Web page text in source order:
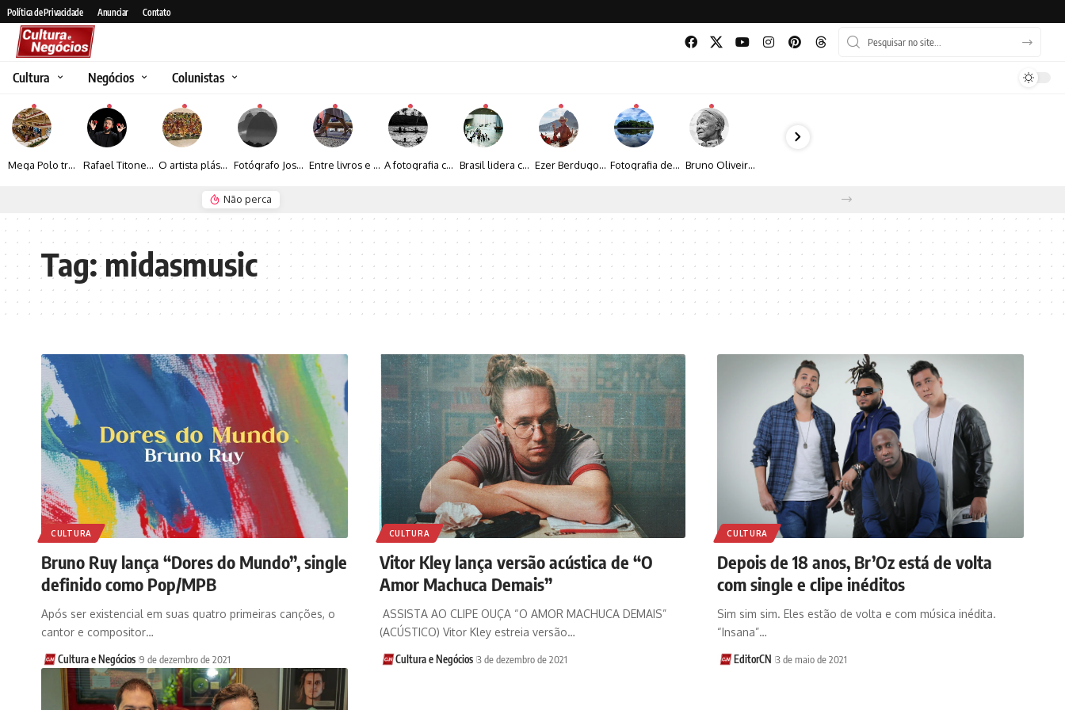
Política de Privacidade Anunciar Contato
Cultura Negócios Colunistas
Mega Polo transforma lançamento de coleção em plataforma nacional de negócios e projeta crescimento de mais de 15% Rafael Titonelly leva magia e acolhimento a crianças em tratamento oncológico em Juiz de Fora O artista plástico Jorge Luiz transforma sustentabilidade e criatividade em arte contemporânea Fotógrafo José Roberto apresenta um olhar sensível sobre arquitetura, formas e luz na fotografia Entre livros e fotografia autoral, Sebastião Reis consolida uma trajetória marcada pelo olhar artístico A fotografia contemporânea de Cynthia Feyh Jappur entre luz, movimento e arte Brasil lidera crescimento entre os 15 maiores mercados globais de viagens corporativas Ezer Berdugo transforma experiências multiculturais e memórias em narrativas visuais por meio da fotografia Fotografia de Fátima Carlini transforma paisagens naturais em experiências de contemplação Bruno Oliveira retrata o cotidiano urbano por meio da fotografia em preto e branco
Não perca
Tag:midasmusic
CULTURA
Bruno Ruy lança “Dores do Mundo”, single
definido como Pop/MPB
Após ser existencial em suas quatro primeiras canções, o
cantor e compositor…
Cultura e Negócios 9 de dezembro de 2021
CULTURA
Vitor Kley lança versão acústica de “O
Amor Machuca Demais”
ASSISTA AO CLIPE OUÇA “O AMOR MACHUCA DEMAIS”
(ACÚSTICO) Vitor Kley estreia versão…
Cultura e Negócios 3 de dezembro de 2021
CULTURA
Depois de 18 anos, Br’Oz está de volta
com single e clipe inéditos
Sim sim sim. Eles estão de volta e com música inédita.
“Insana”…
EditorCN 3 de maio de 2021